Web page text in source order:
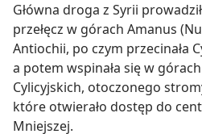
Główna droga z Syrii
przełęcz w górach Amanus
Antiochii, po czym przecinała
a potem wspinała się w
Cylicyjskich, otoczonego
które otwierało dostęp do
Mniejszej.